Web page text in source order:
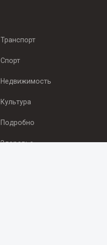
Транспорт
Спорт
Недвижимость
Культура
Подробно
Здоровье